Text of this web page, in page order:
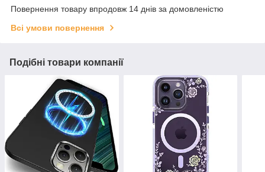
Повернення товару впродовж 14 днів за домовленістю
Всі умови повернення
Подібні товари компанії